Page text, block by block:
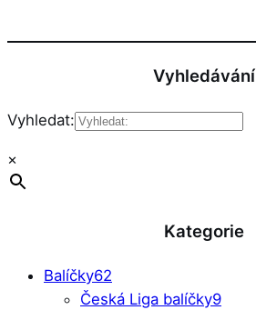
Vyhledávání
Vyhledat:
×
Kategorie
Balíčky62
Česká Liga balíčky9